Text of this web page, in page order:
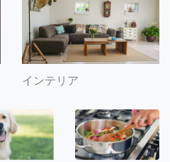
インテリア